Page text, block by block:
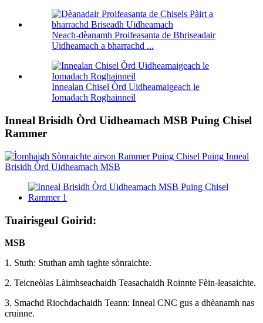
Neach-dèanamh Proifeasanta de Bhriseadair
Uidheamach a bharrachd ...
Innealan Chisel Òrd Uidheamaigeach le
Iomadach Roghainneil
Inneal Brisidh Òrd Uidheamach MSB Puing Chisel
Rammer
Tuairisgeul Goirid:
MSB
1. Stuth: Stuthan amh taghte sònraichte.
2. Teicneòlas Làimhseachaidh Teasachaidh Roinnte Fèin-leasaichte.
3. Smachd Riochdachaidh Teann: Inneal CNC gus a dhèanamh nas
cruinne.